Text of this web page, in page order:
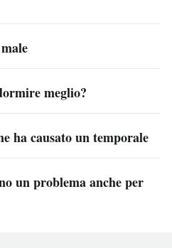
meglio?
ha causato un temporale
un problema anche per